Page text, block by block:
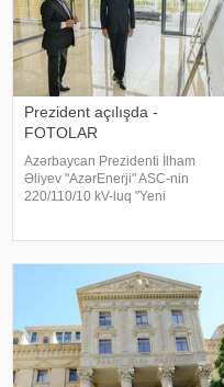
Prezident açılışda -
FOTOLAR
Azərbaycan Prezidenti İlham
Əliyev "AzərEnerji" ASC-nin
220/110/10 kV-luq "Yeni
Heyətinin sədr